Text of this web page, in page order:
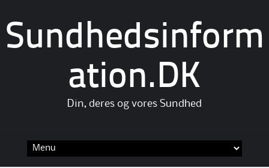
Sundhedsinform
ation.DK
Din, deres og vores Sundhed